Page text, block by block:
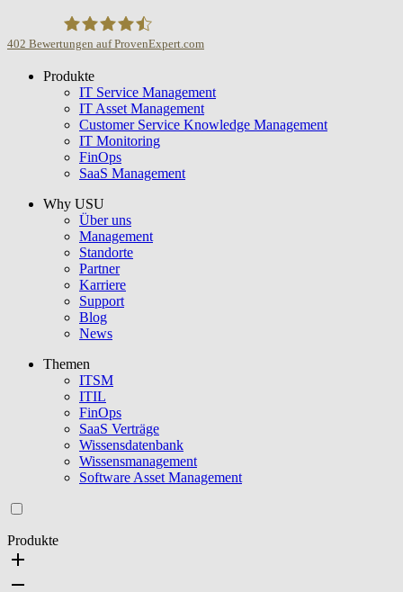
USU GmbH
402 Bewertungen auf ProvenExpert.com
Produkte
IT Service Management
IT Asset Management
Customer Service Knowledge Management
IT Monitoring
FinOps
SaaS Management
Why USU
Über uns
Management
Standorte
Partner
Karriere
Support
Blog
News
Themen
ITSM
ITIL
FinOps
SaaS Verträge
Wissensdatenbank
Wissensmanagement
Software Asset Management
Produkte